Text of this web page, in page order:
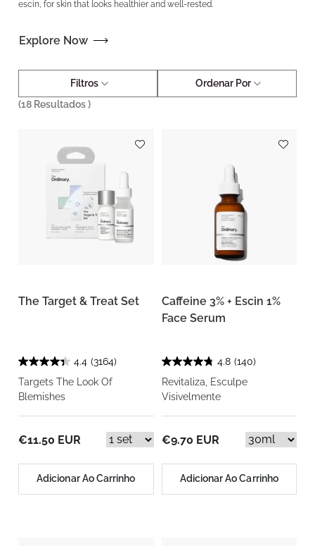
escin, for skin that looks healthier and well-rested.
Explore Now
Filtros
Ordenar Por
(18 Resultados )
The Target & Treat Set
4.4 (3164)
Targets The Look Of
Blemishes
€11.50 EUR
Adicionar Ao Carrinho
Caffeine 3% + Escin 1%
Face Serum
4.8 (140)
Revitaliza, Esculpe
Visivelmente
€9.70 EUR
Adicionar Ao Carrinho